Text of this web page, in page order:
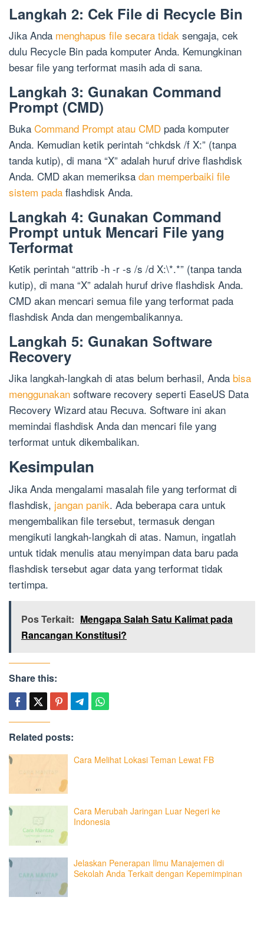
Langkah 2: Cek File di Recycle Bin
Jika Anda menghapus file secara tidak sengaja, cek
dulu Recycle Bin pada komputer Anda. Kemungkinan
besar file yang terformat masih ada di sana.
Langkah 3: Gunakan Command
Prompt (CMD)
Buka Command Prompt atau CMD pada komputer
Anda. Kemudian ketik perintah “chkdsk /f X:” (tanpa
tanda kutip), di mana “X” adalah huruf drive flashdisk
Anda. CMD akan memeriksa dan memperbaiki file
sistem pada flashdisk Anda.
Langkah 4: Gunakan Command
Prompt untuk Mencari File yang
Terformat
Ketik perintah “attrib -h -r -s /s /d X:\*.*” (tanpa tanda
kutip), di mana “X” adalah huruf drive flashdisk Anda.
CMD akan mencari semua file yang terformat pada
flashdisk Anda dan mengembalikannya.
Langkah 5: Gunakan Software
Recovery
Jika langkah-langkah di atas belum berhasil, Anda bisa
menggunakan software recovery seperti EaseUS Data
Recovery Wizard atau Recuva. Software ini akan
memindai flashdisk Anda dan mencari file yang
terformat untuk dikembalikan.
Kesimpulan
Jika Anda mengalami masalah file yang terformat di
flashdisk, jangan panik. Ada beberapa cara untuk
mengembalikan file tersebut, termasuk dengan
mengikuti langkah-langkah di atas. Namun, ingatlah
untuk tidak menulis atau menyimpan data baru pada
flashdisk tersebut agar data yang terformat tidak
tertimpa.
Pos Terkait: Mengapa Salah Satu Kalimat pada
Rancangan Konstitusi?
Share this:
Related posts:
Cara Melihat Lokasi Teman Lewat FB
Cara Merubah Jaringan Luar Negeri ke
Indonesia
Jelaskan Penerapan Ilmu Manajemen di
Sekolah Anda Terkait dengan Kepemimpinan